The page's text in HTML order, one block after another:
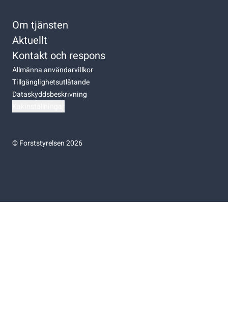
Om tjänsten
Aktuellt
Kontakt och respons
Allmänna användarvillkor
Tillgänglighetsutlåtande
Dataskyddsbeskrivning
©Forststyrelsen 2026